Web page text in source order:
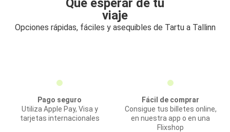
Qué esperar de tu
viaje
Opciones rápidas, fáciles y asequibles de Tartu a Tallinn
Pago seguro
Utiliza Apple Pay, Visa y
tarjetas internacionales
Fácil de comprar
Consigue tus billetes online,
en nuestra app o en una
Flixshop